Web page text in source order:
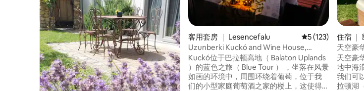
客用套房 ｜ Lesencefalu 平均评分 5 分（满
5 (123)
Uzunberki Kuckó and Wine House,
Balaton Uplands
Kuckó位于巴拉顿高地（ Balaton Uplands
）的蓝色之旅（ Blue Tour ） ，坐落在风景
如画的环境中，周围环绕着葡萄，位于我
们的小型家庭葡萄酒之家的楼上，这使得
住宿 ｜
天空豪
天空豪
地中海
我们可
拉顿湖